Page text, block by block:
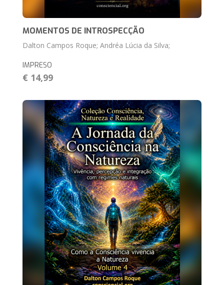
MOMENTOS DE INTROSPECÇÃO
Dalton Campos Roque; Andréa Lúcia da Silva;
IMPRESO
€ 14,99